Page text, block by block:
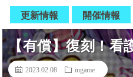
更新情報 開催情報
【有償】復刻！看
2023.02.08 ingame